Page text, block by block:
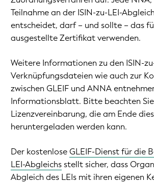
Teilnahme an der ISIN-zu-LEI-
entscheidet, darf – und sollte – das
ausgestellte Zertifikat verwenden.
Weitere Informationen zu den ISIN-
Verknüpfungsdateien wie auch zur
zwischen GLEIF und ANNA
Informationsblatt. Bitte beachten
Lizenzvereinbarung, die am Ende
heruntergeladen werden kann.
Der kostenloseGLEIF-Dienst für die
LEI-Abgleichsstellt sicher, dass
Abgleich des LEIs mit ihren eigenen